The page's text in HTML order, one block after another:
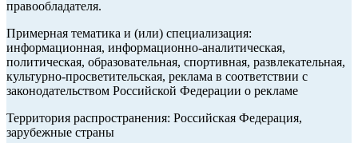
правообладателя.
Примерная тематика и (или) специализация:
информационная, информационно-аналитическая,
политическая, образовательная, спортивная, развлекательная,
культурно-просветительская, реклама в соответствии с
законодательством Российской Федерации о рекламе
Территория распространения: Российская Федерация,
зарубежные страны